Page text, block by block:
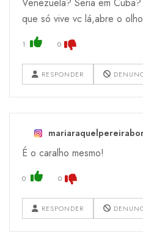
que só vive vc lá,abre o
1 0
RESPONDER
É o caralho mesmo!
0 0
RESPONDER